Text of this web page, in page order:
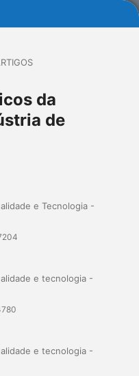
da
de
e Tecnologia -
e tecnologia -
e tecnologia -